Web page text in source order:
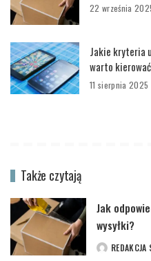
22 września
Jakie kryteria
warto
11 sierpnia 2025
Także czytają
Jak
wysyłki?
POSTEDREDAKCJA